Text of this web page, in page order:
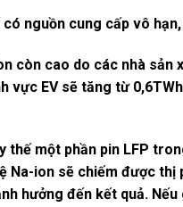
nguồn cung cấp vô
còn cao do các nhà
EV sẽ tăng từ
một phần pin LFP
Na-ion sẽ chiếm được
hưởng đến kết quả.